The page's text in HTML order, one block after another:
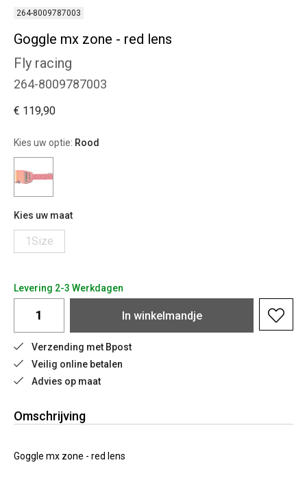
264-8009787003
Goggle mx zone - red lens
Fly racing
264-8009787003
€ 119,90
Kies uw optie: Rood
Kies uw maat
1Size
Levering 2-3 Werkdagen
In winkelmandje
Verzending met Bpost
Veilig online betalen
Advies op maat
Omschrijving
Goggle mx zone - red lens